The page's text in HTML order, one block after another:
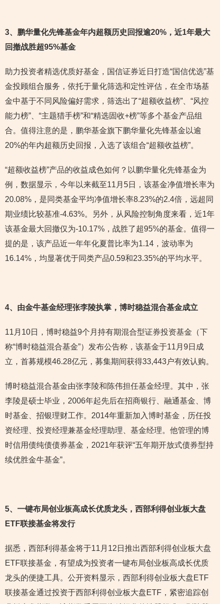
3、鹏华量化先锋基金年内超额历史回报逾20%，近1年最大
回撤战胜超95%基金
助力投资者精选优质好基金，国信证券近日打造“国信优选”基
金投顾组合服务，依托于量化筛选和定性评估，在全市场基
金中基于不同风险偏好需求，筛选出了“超额收益榜”、“风控
能力榜”、“主题猎手榜”和“精选固收+榜”等多个基金产品组
合。值得注意的是，鹏华基金旗下鹏华量化先锋基金以逾
20%的年内超额历史回报，入选了该组合“超额收益榜”。
“超额收益榜”产品的收益成色如何？以鹏华量化先锋基金为
例，数据显示，今年以来截至11月5日，该基金净值增长率为
20.08%，是同类基金平均净值增长率8.23%的2.4倍，远超同
期业绩比较基准-4.63%。另外，从风险控制角度来看，近1年
该基金最大回撤仅为-10.17%，战胜了超95%的基金。值得一
提的是，该产品近一年年化夏普比率为1.14，波动率为
16.14%，均显著优于同类产品0.59和23.35%的平均水平。
4、由金牛基金经理张李陵执掌，博时稳益混合基金成立
11月10日，博时稳益9个月持有期混合型证券投资基金（下
称“博时稳益混合基金”）发布公告称，该基金于11月9日成
立，首募规模46.28亿元，募集期间获得33,443户有效认购。
博时稳益混合基金由张李陵和陈伟担任基金经理。其中，张
李陵是硕士毕业，2006年起先后在招商银行、融通基金、博
时基金、招银理财工作。2014年重新加入博时基金，历任投
资经理、投资经理兼基金经理助理、基金经理。他管理的博
时信用债纯债债券基金，2021年获评“五年期开放式债券型持
续优胜金牛基金”。
5、一键布局创业板高成长优质龙头，西部利得创业板大盘
ETF联接基金将发行
据悉，西部利得基金将于11月12日推出西部利得创业板大盘
ETF联接基金，有望成为投资者一键布局创业板高成长优质
龙头的便捷工具。公开资料显示，西部利得创业板大盘ETF
联接基金通过投资于西部利得创业板大盘ETF，紧密追踪创